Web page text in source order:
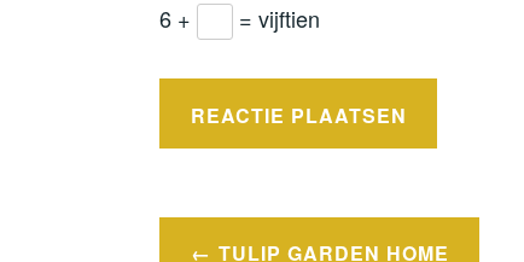
6 +
= vijftien
Bericht
TULIP GARDEN HOME